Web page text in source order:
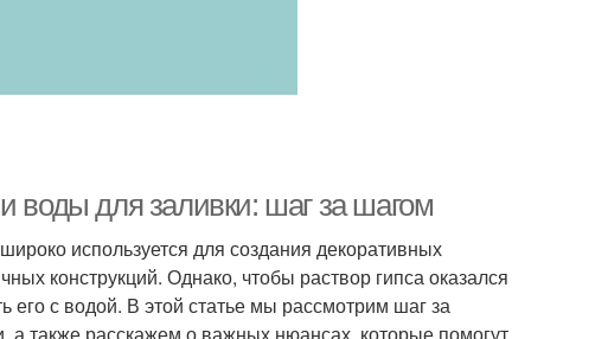
воды для заливки: шаг за шагом
используется для создания декоративных
конструкций. Однако, чтобы раствор гипса оказался
с водой. В этой статье мы рассмотрим шаг за